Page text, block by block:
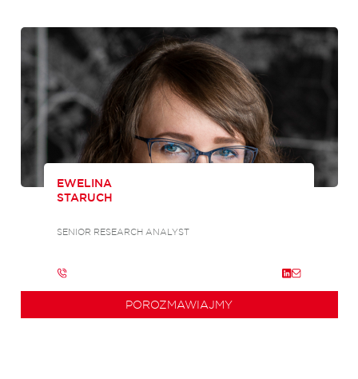
EWELINA
STARUCH
SENIOR RESEARCH ANALYST
POROZMAWIAJMY